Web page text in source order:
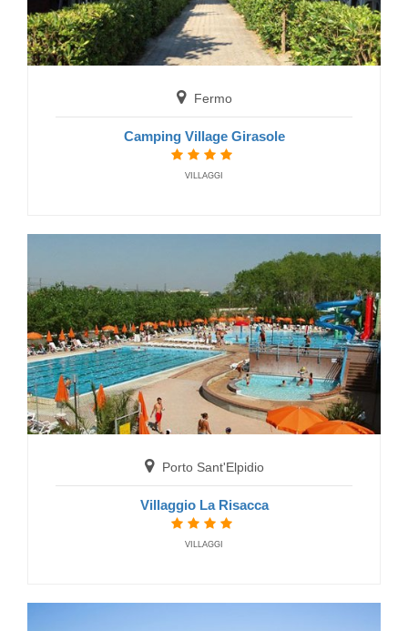
Cingoli
Villaggio Verde Azzurro
FERIENDORF
Sirolo
Camping Village Internazionale
FERIENDORF
Fermo
Camping Village Girasole
VILLAGGI
Porto Sant'Elpidio
Villaggio La Risacca
VILLAGGI